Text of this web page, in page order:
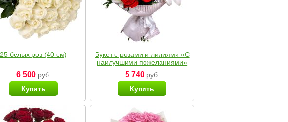
25 белых роз (40 см)
6 500руб.
Купить
Букет с розами и лилиями «С
наилучшими пожеланиями»
5 740руб.
Купить